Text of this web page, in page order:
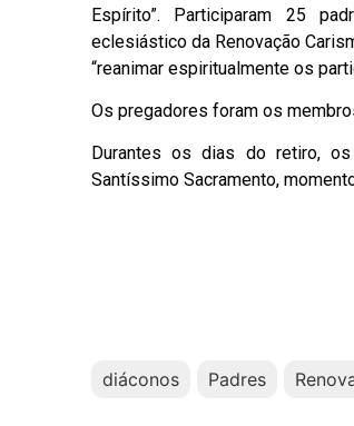
Espírito”. Participaram 25
eclesiástico da Renovação
“reanimar espiritualmente os
Os pregadores foram os
Durantes os dias do retiro, os
Santíssimo Sacramento,
diáconos Padres